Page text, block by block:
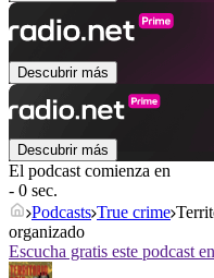
Descubrir más
Descubrir más
El podcast comienza en
- 0 sec.
Podcasts True crime
organizado
Escucha gratis este podcast